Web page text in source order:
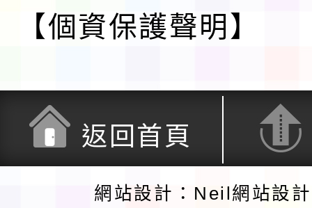
【個資保護聲明】
返回首頁
網站設計：Neil網站設